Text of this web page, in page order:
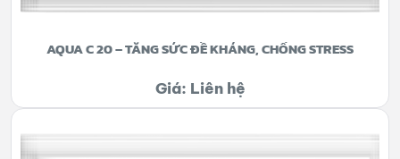
AQUA C 20 – TĂNG SỨC ĐỀ KHÁNG, CHỐNG STRESS
Giá: Liên hệ